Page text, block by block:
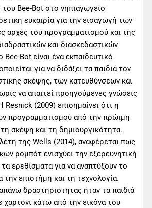
Bee-Bot στο νηπιαγωγείο
ευκαιρία για την εισαγωγή των
αρχές του προγραμματισμού και της
και διασκεδαστικών
Bot είναι ένα εκπαιδευτικό
για να διδάξει τα παιδιά τον
σκέψης, των κατευθύνσεων και
να απαιτεί προηγούμενες γνώσεις
(2009) επισημαίνει ότι η
προγραμματισμού από την πρώιμη
τη σκέψη και τη δημιουργικότητα.
της Wells (2014), αναφέρεται πως
ρομπότ ενισχύει την εξερευνητική
ερεθίσματα για να αναπτύξουν το
την επιστήμη και τη τεχνολογία.
δραστηριότητας ήταν τα παιδιά
κάτω από την εικόνα του